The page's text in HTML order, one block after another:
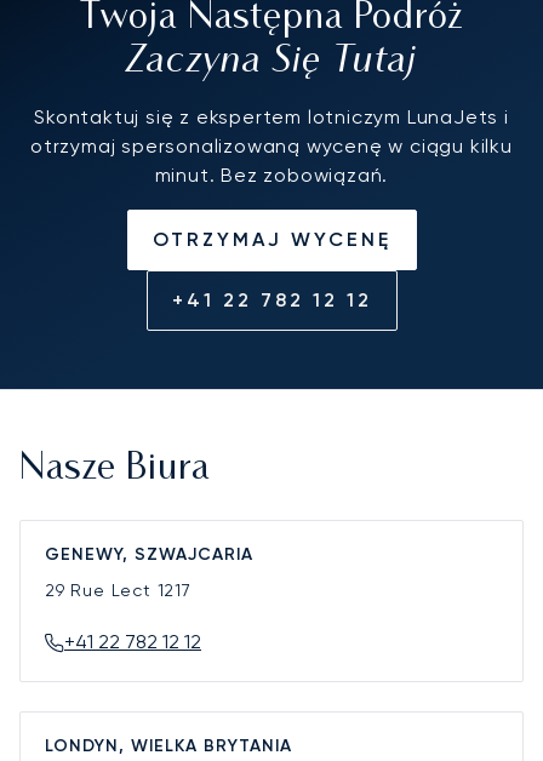
Twoja Następna Podróż
Zaczyna Się Tutaj
Skontaktuj się z ekspertem lotniczym LunaJets i
otrzymaj spersonalizowaną wycenę w ciągu kilku
minut. Bez zobowiązań.
OTRZYMAJ WYCENĘ
+41 22 782 12 12
Nasze Biura
GENEWY, SZWAJCARIA
29 Rue Lect 1217
+41 22 782 12 12
LONDYN, WIELKA BRYTANIA